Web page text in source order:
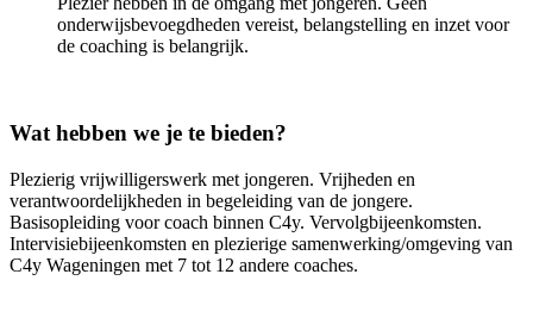
onderwijsbevoegdheden vereist, belangstelling en inzet voor
de coaching is belangrijk.
Wat hebben we je te bieden?
Plezierig vrijwilligerswerk met jongeren. Vrijheden en
verantwoordelijkheden in begeleiding van de jongere.
Basisopleiding voor coach binnen C4y. Vervolgbijeenkomsten.
Intervisiebijeenkomsten en plezierige samenwerking/omgeving van
C4y Wageningen met 7 tot 12 andere coaches.